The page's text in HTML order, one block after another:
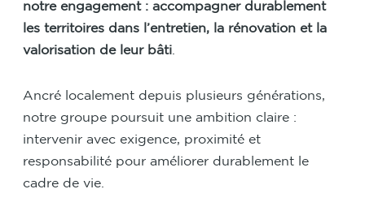
notre engagement : accompagner durablement
les territoires dans l’entretien, la rénovation et la
valorisation de leur bâti.
Ancré localement depuis plusieurs générations,
notre groupe poursuit une ambition claire :
intervenir avec exigence, proximité et
responsabilité pour améliorer durablement le
cadre de vie.